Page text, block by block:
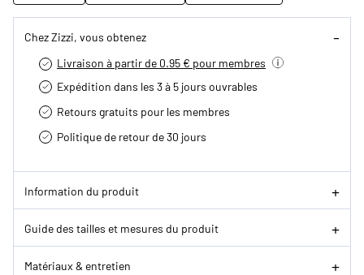
Chez Zizzi, vous obtenez
Livraison à partir de 0.95 € pour membres
Expédition dans les 3 à 5 jours ouvrables
Retours gratuits pour les membres
Politique de retour de 30 jours
Information du produit
Guide des tailles et mesures du produit
Matériaux & entretien